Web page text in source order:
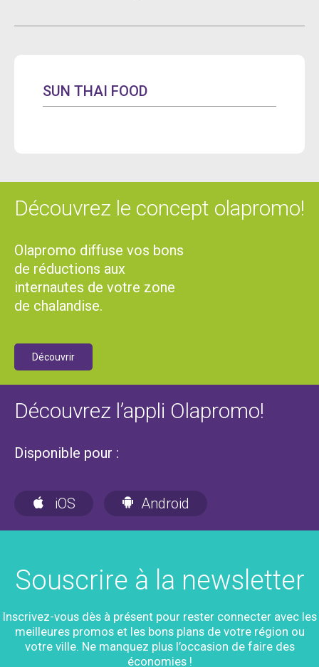
SUN THAI FOOD
Découvrez le concept olapromo!
Olapromo diffuse vos bons
de réductions aux
internautes de votre zone
de chalandise.
Découvrir
Découvrez l’appli Olapromo!
Disponible pour :
iOS Android
Souscrire à la newsletter
Inscrivez-vous dès à présent pour rester connecter avec les
meilleures promos et les bons plans de votre région ou
votre ville. Ne manquez plus l’occasion de faire des
économies !